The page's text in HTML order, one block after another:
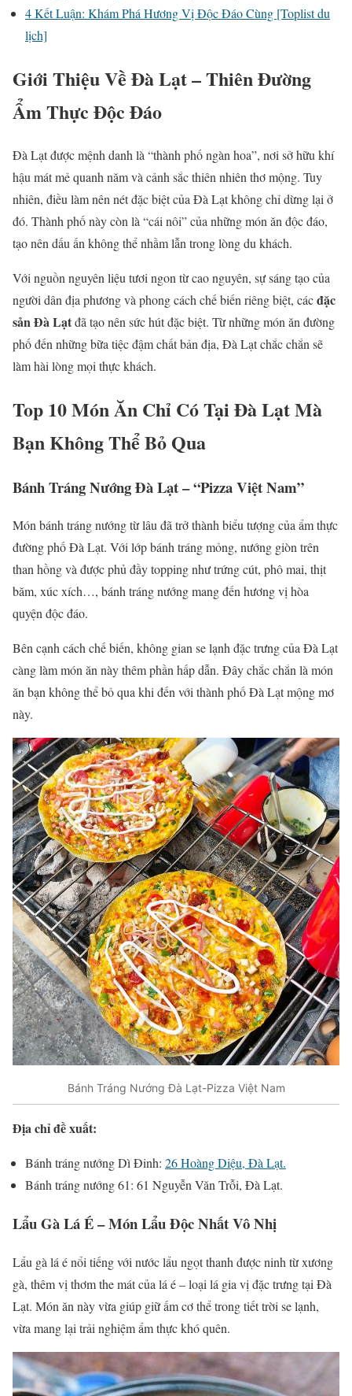
4Kết Luận: Khám Phá Hương Vị Độc Đáo Cùng [Toplist du
lịch]
Giới Thiệu Về Đà Lạt – Thiên Đường
Ẩm Thực Độc Đáo
Đà Lạt được mệnh danh là “thành phố ngàn hoa”, nơi sở hữu khí
hậu mát mẻ quanh năm và cảnh sắc thiên nhiên thơ mộng. Tuy
nhiên, điều làm nên nét đặc biệt của Đà Lạt không chỉ dừng lại ở
đó. Thành phố này còn là “cái nôi” của những món ăn độc đáo,
tạo nên dấu ấn không thể nhầm lẫn trong lòng du khách.
Với nguồn nguyên liệu tươi ngon từ cao nguyên, sự sáng tạo của
người dân địa phương và phong cách chế biến riêng biệt, cácđặc
sản Đà Lạtđã tạo nên sức hút đặc biệt. Từ những món ăn đường
phố đến những bữa tiệc đậm chất bản địa, Đà Lạt chắc chắn sẽ
làm hài lòng mọi thực khách.
Top 10 Món Ăn Chỉ Có Tại Đà Lạt Mà
Bạn Không Thể Bỏ Qua
Bánh Tráng Nướng Đà Lạt – “Pizza Việt Nam”
Món bánh tráng nướng từ lâu đã trở thành biểu tượng của ẩm thực
đường phố Đà Lạt. Với lớp bánh tráng mỏng, nướng giòn trên
than hồng và được phủ đầy topping như trứng cút, phô mai, thịt
băm, xúc xích…, bánh tráng nướng mang đến hương vị hòa
quyện độc đáo.
Bên cạnh cách chế biến, không gian se lạnh đặc trưng của Đà Lạt
càng làm món ăn này thêm phần hấp dẫn. Đây chắc chắn là món
ăn bạn không thể bỏ qua khi đến với thành phố Đà Lạt mộng mơ
này.
Bánh Tráng Nướng Đà Lạt-Pizza Việt Nam
Địa chỉ đề xuất:
Bánh tráng nướng Dì Đinh: 26 Hoàng Diệu, Đà Lạt.
Bánh tráng nướng 61: 61 Nguyễn Văn Trỗi, Đà Lạt.
Lẩu Gà Lá É – Món Lẩu Độc Nhất Vô Nhị
Lẩu gà lá é nổi tiếng với nước lẩu ngọt thanh được ninh từ xương
gà, thêm vị thơm the mát của lá é – loại lá gia vị đặc trưng tại Đà
Lạt. Món ăn này vừa giúp giữ ấm cơ thể trong tiết trời se lạnh,
vừa mang lại trải nghiệm ẩm thực khó quên.